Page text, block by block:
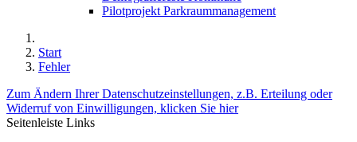
Pilotprojekt Parkraummanagement
Start
Fehler
Zum Ändern Ihrer Datenschutzeinstellungen, z.B. Erteilung oder
Widerruf von Einwilligungen, klicken Sie hier
Seitenleiste Links